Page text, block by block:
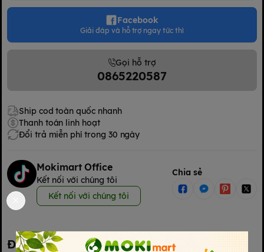
Facebook
Giải đáp và hỗ trợ ngay tức thì
Gọi hỗ trợ
0865220587
Ship cod toàn quốc nhanh
Thanh toán linh hoạt
Đổi trả miễn phí trong 30 ngày
Mokimart Office
Kết nối với chúng tôi
Kết nối với chúng tôi
Chia sẻ
Đặc điểm nổi bật